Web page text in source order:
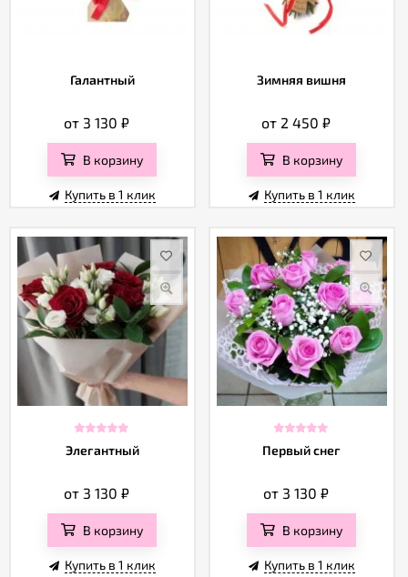
Галантный
от 3 130₽
В корзину
Купить в 1 клик
Зимняя вишня
от 2 450₽
В корзину
Купить в 1 клик
Элегантный
от 3 130₽
В корзину
Купить в 1 клик
Первый снег
от 3 130₽
В корзину
Купить в 1 клик